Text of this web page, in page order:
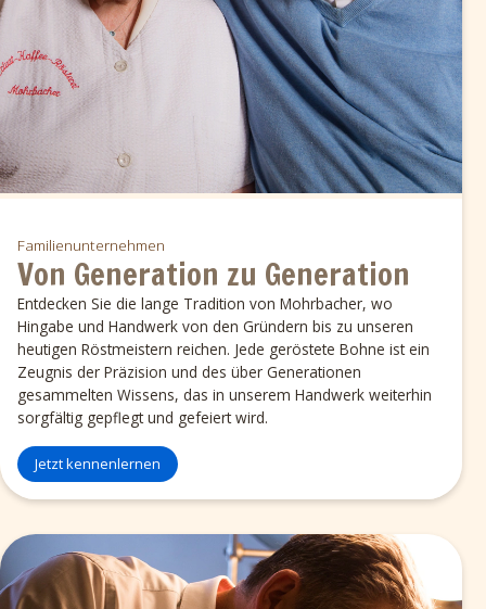
Familienunternehmen
Von Generation zu Generation
Entdecken Sie die lange Tradition von Mohrbacher, wo
Hingabe und Handwerk von den Gründern bis zu unseren
heutigen Röstmeistern reichen. Jede geröstete Bohne ist ein
Zeugnis der Präzision und des über Generationen
gesammelten Wissens, das in unserem Handwerk weiterhin
sorgfältig gepflegt und gefeiert wird.
Jetzt kennenlernen